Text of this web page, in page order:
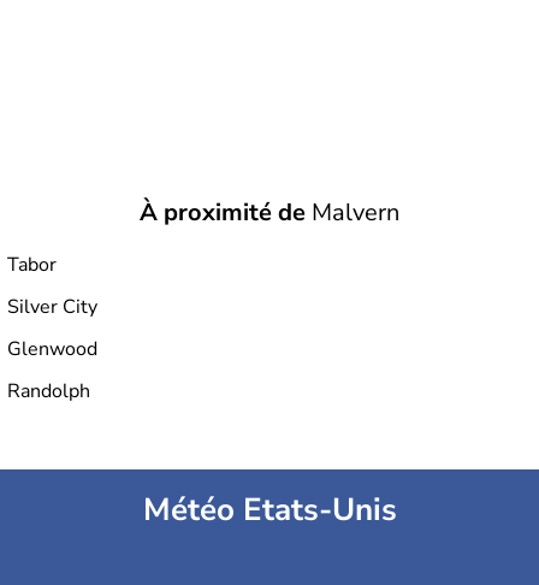
À proximité de Malvern
Tabor
Silver City
Glenwood
Randolph
Météo Etats-Unis